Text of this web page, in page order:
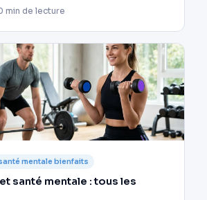
min de lecture
mentale bienfaits
santé mentale : tous les